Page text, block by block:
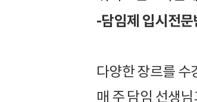
-담임제 입시전
다양한 장르를 수
매 주 담임 선생